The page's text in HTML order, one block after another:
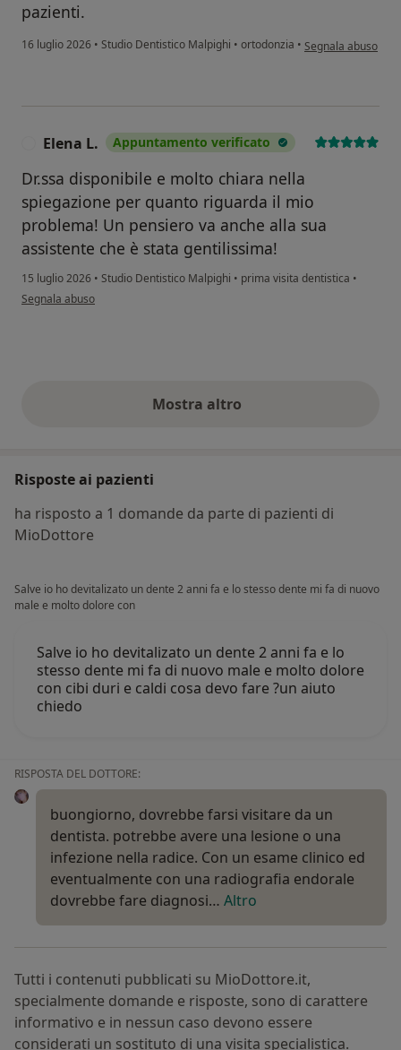
pazienti.
16 luglio 2026 • Studio Dentistico Malpighi • ortodonzia • secondo l'opinione
Segnala abuso
Elena L. Appuntamento verificato
Dr.ssa disponibile e molto chiara nella
spiegazione per quanto riguarda il mio
problema! Un pensiero va anche alla sua
assistente che è stata gentilissima!
15 luglio 2026 • Studio Dentistico Malpighi • prima visita dentistica •
secondo l'opinione dell'utente Elena L.
Segnala abuso
Mostra altroopinioni di cui sopra
Risposte ai pazienti
ha risposto a 1 domande da parte di pazienti di
MioDottore
Salve io ho devitalizato un dente 2 anni fa e lo stesso dente mi fa di nuovo
male e molto dolore con
Salve io ho devitalizato un dente 2 anni fa e lo
stesso dente mi fa di nuovo male e molto dolore
con cibi duri e caldi cosa devo fare ?un aiuto
chiedo
RISPOSTA DEL DOTTORE:
buongiorno, dovrebbe farsi visitare da un
dentista. potrebbe avere una lesione o una
infezione nella radice. Con un esame clinico ed
eventualmente con una radiografia endorale
dovrebbe fare diagnosi… Altro
Tutti i contenuti pubblicati su MioDottore.it,
specialmente domande e risposte, sono di carattere
informativo e in nessun caso devono essere
considerati un sostituto di una visita specialistica.